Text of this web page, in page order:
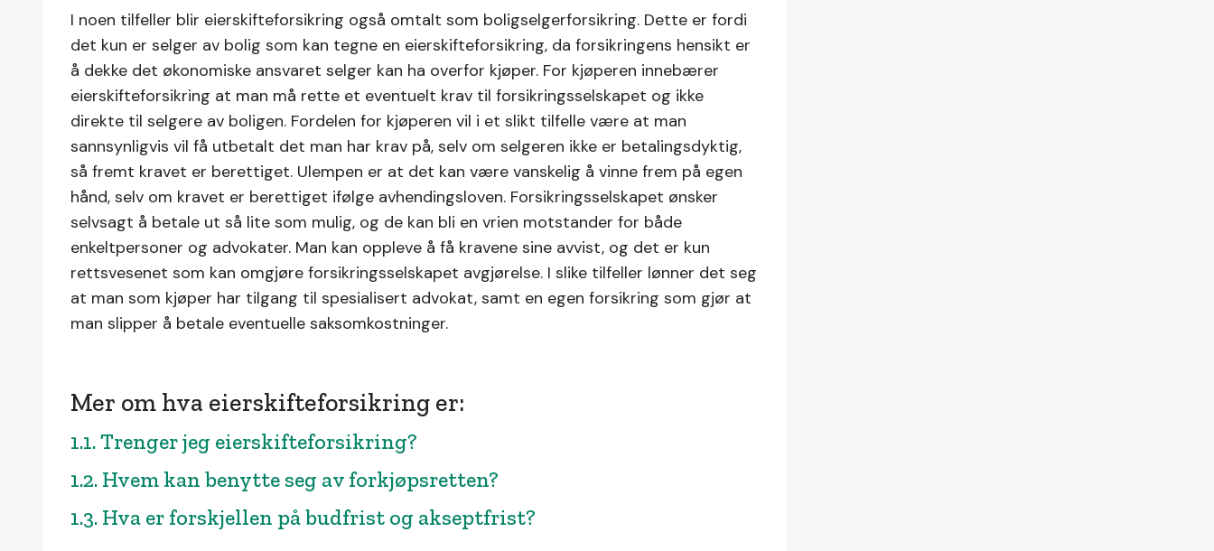
I noen tilfeller blir eierskifteforsikring også omtalt som boligselgerforsikring. Dette er fordi
det kun er selger av bolig som kan tegne en eierskifteforsikring, da forsikringens hensikt er
å dekke det økonomiske ansvaret selger kan ha overfor kjøper. For kjøperen innebærer
eierskifteforsikring at man må rette et eventuelt krav til forsikringsselskapet og ikke
direkte til selgere av boligen. Fordelen for kjøperen vil i et slikt tilfelle være at man
sannsynligvis vil få utbetalt det man har krav på, selv om selgeren ikke er betalingsdyktig,
så fremt kravet er berettiget. Ulempen er at det kan være vanskelig å vinne frem på egen
hånd, selv om kravet er berettiget ifølge avhendingsloven. Forsikringsselskapet ønsker
selvsagt å betale ut så lite som mulig, og de kan bli en vrien motstander for både
enkeltpersoner og advokater. Man kan oppleve å få kravene sine avvist, og det er kun
rettsvesenet som kan omgjøre forsikringsselskapet avgjørelse. I slike tilfeller lønner det seg
at man som kjøper har tilgang til spesialisert advokat, samt en egen forsikring som gjør at
man slipper å betale eventuelle saksomkostninger.
Mer om hva eierskifteforsikring er:
1.1. Trenger jeg eierskifteforsikring?
1.2. Hvem kan benytte seg av forkjøpsretten?
1.3. Hva er forskjellen på budfrist og akseptfrist?